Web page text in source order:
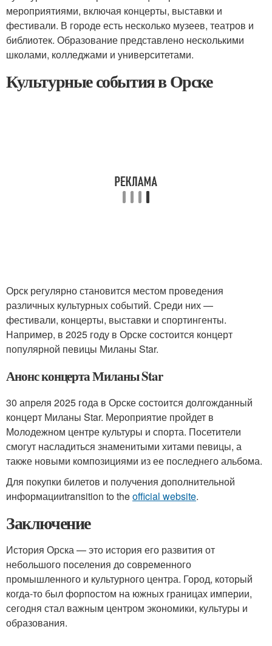
мероприятиями, включая концерты, выставки и
фестивали. В городе есть несколько музеев, театров и
библиотек. Образование представлено несколькими
школами, колледжами и университетами.
Культурные события в Орске
Орск регулярно становится местом проведения
различных культурных событий. Среди них —
фестивали, концерты, выставки и спортингенты.
Например, в 2025 году в Орске состоится концерт
популярной певицы Миланы Star.
Анонс концерта Миланы Star
30 апреля 2025 года в Орске состоится долгожданный
концерт Миланы Star. Мероприятие пройдет в
Молодежном центре культуры и спорта. Посетители
смогут насладиться знаменитыми хитами певицы, а
также новыми композициями из ее последнего альбома.
Для покупки билетов и получения дополнительной
информацииtransition to theofficial website.
Заключение
История Орска — это история его развития от
небольшого поселения до современного
промышленного и культурного центра. Город, который
когда-то был форпостом на южных границах империи,
сегодня стал важным центром экономики, культуры и
образования.